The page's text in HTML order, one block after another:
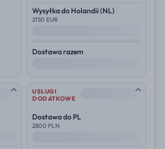
Wysyłka do Holandii (NL)
2150 EUR
Dostawa razem
--
USŁUGI
DODATKOWE
--
Dostawa do PL
2800 PLN